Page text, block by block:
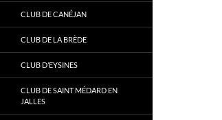
CLUB DE CANÉJAN
CLUB DE LA BRÈDE
CLUB D’EYSINES
CLUB DE SAINT MÉDARD EN
JALLES